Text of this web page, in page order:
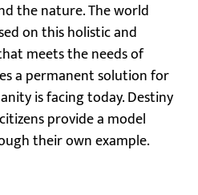
the nature. The world
on this holistic and
meets the needs of
a permanent solution for
is facing today. Destiny
provide a model
their own example.